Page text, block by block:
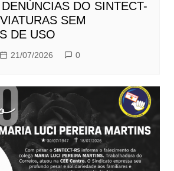
DO SINTECT-
SEM
DE USO
21/07/2026 0